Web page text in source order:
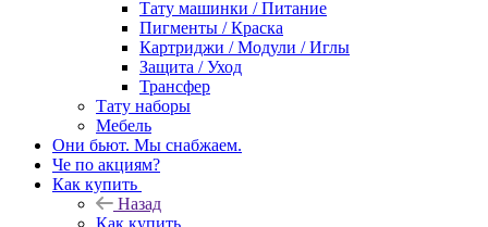
Тату машинки / Питание
Пигменты / Краска
Картриджи / Модули / Иглы
Защита / Уход
Трансфер
Тату наборы
Мебель
Они бьют. Мы снабжаем.
Че по акциям?
Как купить
Назад
Как купить